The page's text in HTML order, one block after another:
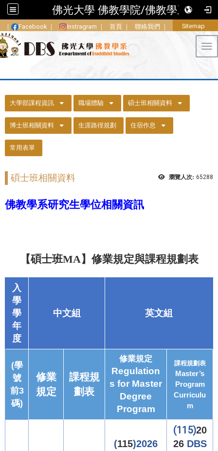
佛光大學 佛教學院/佛教學系
｜ Facebook ｜ Instragram ｜ 首頁 ｜ 聯絡我們 ｜ Sitemap
大學部課程資訊 職場體驗 碩士班相關資料
博士班相關資料 生涯路徑規劃 住宿作息
常用表單
瀏覽人次: 65288
碩士班相關資料
佛教學系研究生學位相關資訊
【碩士班MA】修業規定與課程規劃表
入
學
學
年
度
中文組 英文組
(學
號
前3
碼)
修業
規定
課程規
劃表
修業規定
Regulation
s for Master
Degree
Program
課程規劃表
Master’s
Program
Curriculu
m
(115)2026
(115)20
26DBS